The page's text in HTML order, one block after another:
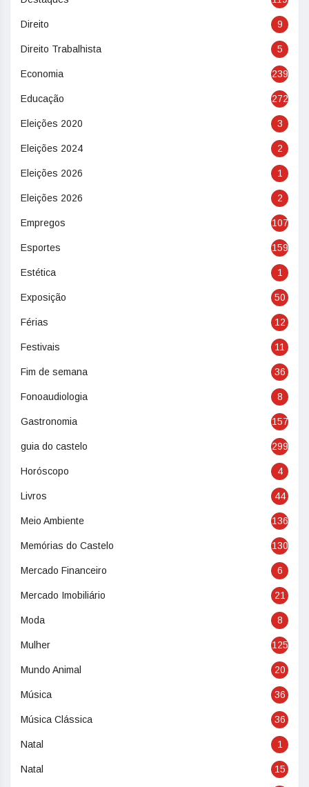
Direito 9
Direito Trabalhista 5
Economia 239
Educação 272
Eleições 2020 3
Eleições 2024 2
Eleições 2026 1
Eleições 2026 2
Empregos 107
Esportes 159
Estética 1
Exposição 50
Férias 12
Festivais 11
Fim de semana 36
Fonoaudiologia 8
Gastronomia 157
guia do castelo 299
Horóscopo 4
Livros 44
Meio Ambiente 136
Memórias do Castelo 130
Mercado Financeiro 6
Mercado Imobiliário 21
Moda 8
Mulher 125
Mundo Animal 20
Música 36
Música Clássica 36
Natal 1
Natal 15